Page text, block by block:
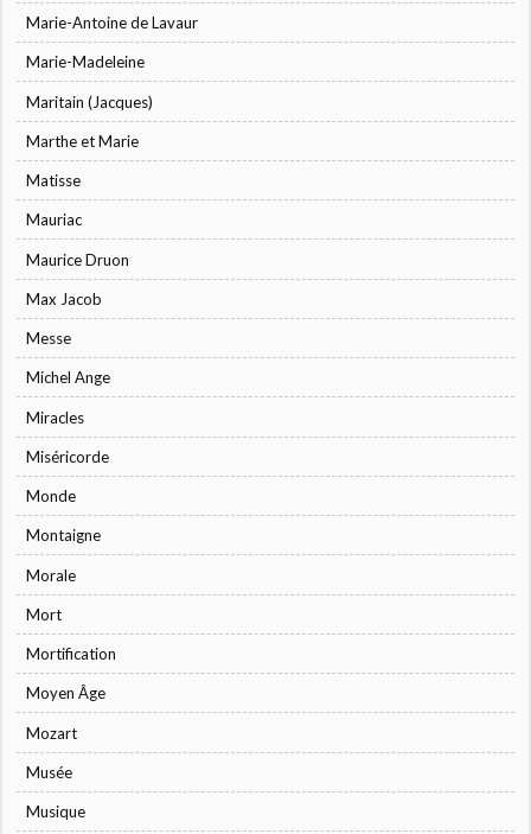
Marie-Antoine de Lavaur
Marie-Madeleine
Maritain (Jacques)
Marthe et Marie
Matisse
Mauriac
Maurice Druon
Max Jacob
Messe
Michel Ange
Miracles
Miséricorde
Monde
Montaigne
Morale
Mort
Mortification
Moyen Âge
Mozart
Musée
Musique